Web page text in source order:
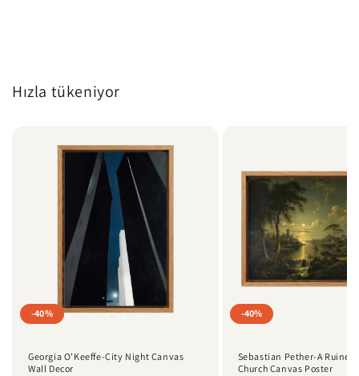
Hızla tükeniyor
-40%
Georgia O'Keeffe-City Night Canvas
Wall Decor
-40%
Sebastian Pether-A Ruined
Church Canvas Poster